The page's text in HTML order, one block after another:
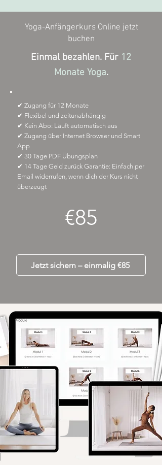
Yoga-Anfängerkurs Online jetzt
buchen
Einmal bezahlen. Für 12
Monate Yoga.
✔ Zugang für 12 Monate
✔ Flexibel und zeitunabhängig
✔ Kein Abo: Läuft automatisch aus
✔ Zugang über Internet Browser und Smart
App
✔ 30 Tage PDF Übungsplan
✔ 14 Tage Geld zurück Garantie: Einfach per
Email widerrufen, wenn dich der Kurs nicht
überzeugt
€85
Jetzt sichern – einmalig €85